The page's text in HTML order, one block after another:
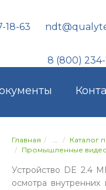
18-63
8 (800) 234-
Главная ... Каталог
Промышленные
Устройство DE 2.4
осмотра внутренних